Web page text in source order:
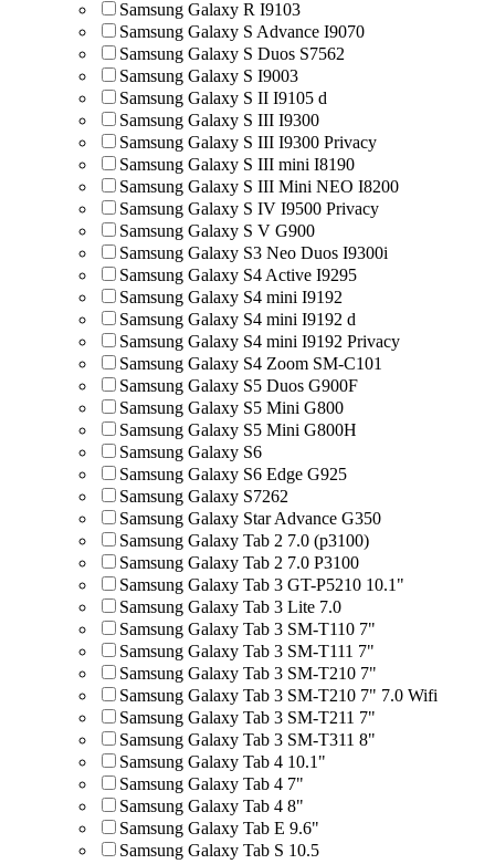
Samsung Galaxy R I9103
Samsung Galaxy S Advance I9070
Samsung Galaxy S Duos S7562
Samsung Galaxy S I9003
Samsung Galaxy S II I9105 d
Samsung Galaxy S III I9300
Samsung Galaxy S III I9300 Privacy
Samsung Galaxy S III mini I8190
Samsung Galaxy S III Mini NEO I8200
Samsung Galaxy S IV I9500 Privacy
Samsung Galaxy S V G900
Samsung Galaxy S3 Neo Duos I9300i
Samsung Galaxy S4 Active I9295
Samsung Galaxy S4 mini I9192
Samsung Galaxy S4 mini I9192 d
Samsung Galaxy S4 mini I9192 Privacy
Samsung Galaxy S4 Zoom SM-C101
Samsung Galaxy S5 Duos G900F
Samsung Galaxy S5 Mini G800
Samsung Galaxy S5 Mini G800H
Samsung Galaxy S6
Samsung Galaxy S6 Edge G925
Samsung Galaxy S7262
Samsung Galaxy Star Advance G350
Samsung Galaxy Tab 2 7.0 (p3100)
Samsung Galaxy Tab 2 7.0 P3100
Samsung Galaxy Tab 3 GT-P5210 10.1"
Samsung Galaxy Tab 3 Lite 7.0
Samsung Galaxy Tab 3 SM-T110 7"
Samsung Galaxy Tab 3 SM-T111 7"
Samsung Galaxy Tab 3 SM-T210 7"
Samsung Galaxy Tab 3 SM-T210 7" 7.0 Wifi
Samsung Galaxy Tab 3 SM-T211 7"
Samsung Galaxy Tab 3 SM-T311 8"
Samsung Galaxy Tab 4 10.1"
Samsung Galaxy Tab 4 7"
Samsung Galaxy Tab 4 8"
Samsung Galaxy Tab E 9.6"
Samsung Galaxy Tab S 10.5